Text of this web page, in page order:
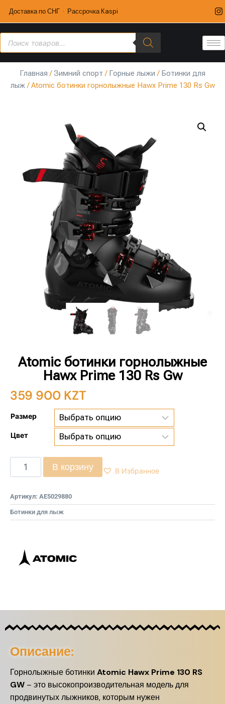
Доставка по СНГ · Рассрочка Kaspi
Главная /Зимний спорт / Горные лыжи / Ботинки для
лыж/ Atomic ботинки горнолыжные Hawx Prime 130 Rs Gw
Atomic ботинки горнолыжные
Hawx Prime 130 Rs Gw
359 900 KZT
Размер
Цвет
В корзину В Избранное
Артикул: AE5029880
Ботинки для лыж
Описание:
Горнолыжные ботинки Atomic Hawx Prime 130 RS
GW – это высокопроизводительная модель для
продвинутых лыжников, которым нужен